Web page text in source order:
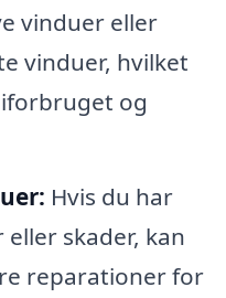
vinduer eller
vinduer, hvilket
og
Hvis du har
skader, kan
reparationer for